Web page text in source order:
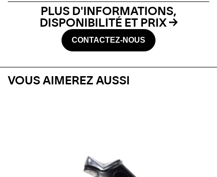
PLUS D'INFORMATIONS,
DISPONIBILITÉ ET PRIX
CONTACTEZ-NOUS
VOUS AIMEREZ AUSSI